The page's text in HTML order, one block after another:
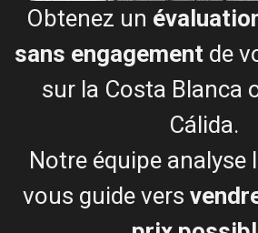
Carte
Obtenez un
sans engagement de
sur la Costa Blanca
Cálida.
Notre équipe analyse
vous guide vers